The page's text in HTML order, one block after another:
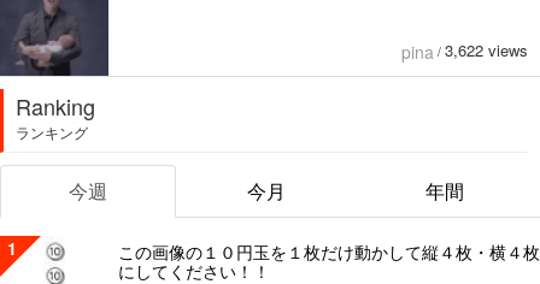
pina / 3,622 views
Ranking
ランキング
今週 今月 年間
1
この画像の１０円玉を１枚だけ動かして縦４枚・横４枚
にしてください！！